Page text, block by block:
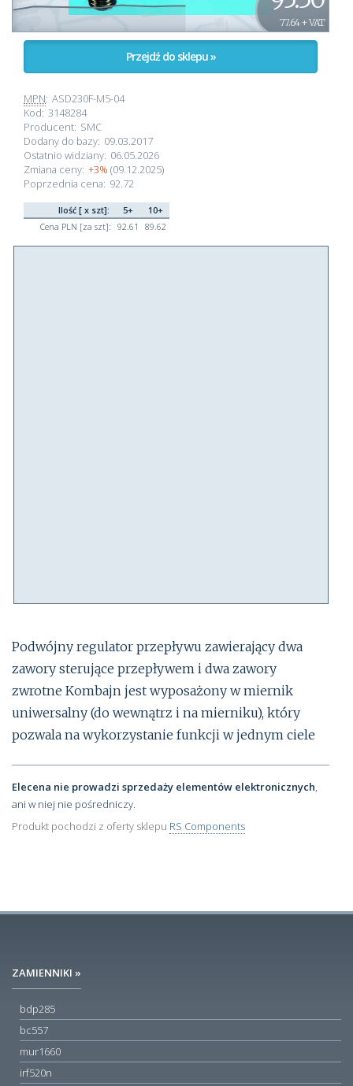
77.64 + VAT
Przejdź do sklepu »
MPN: ASD230F-M5-04
Kod: 3148284
Producent: SMC
Dodany do bazy: 09.03.2017
Ostatnio widziany: 06.05.2026
Zmiana ceny: +3% (09.12.2025)
Poprzednia cena: 92.72
Ilość [ x szt]: 5+
10+
Cena PLN [za szt]: 92.61 89.62
Podwójny regulator przepływu zawierający dwa
zawory sterujące przepływem i dwa zawory
zwrotne Kombajn jest wyposażony w miernik
uniwersalny (do wewnątrz i na mierniku), który
pozwala na wykorzystanie funkcji w jednym ciele
Elecena nie prowadzi sprzedaży elementów elektronicznych,
ani w niej nie pośredniczy.
Produkt pochodzi z oferty sklepu RS Components
ZAMIENNIKI »
bdp285
bc557
mur1660
irf520n